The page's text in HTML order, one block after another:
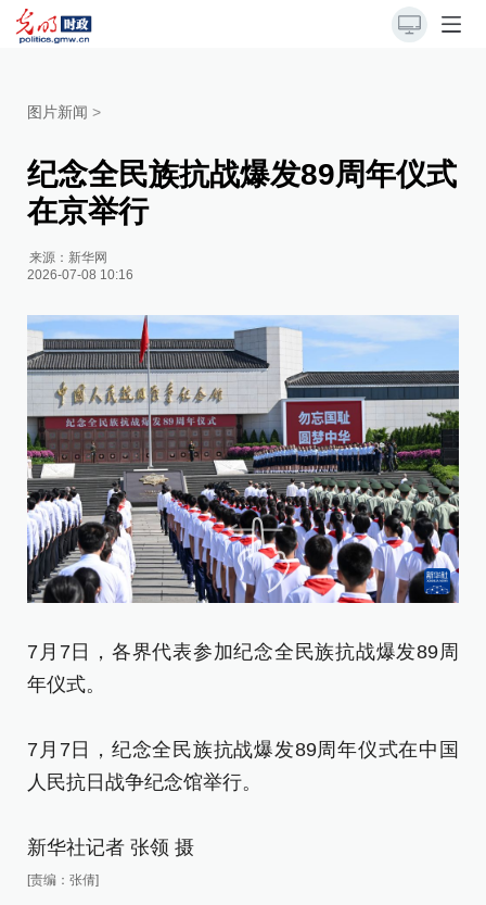
图片新闻 >
纪念全民族抗战爆发89周年仪式
在京举行
来源： 新华网
2026-07-08 10:16
7月7日，各界代表参加纪念全民族抗战爆发89周
年仪式。
7月7日，纪念全民族抗战爆发89周年仪式在中国
人民抗日战争纪念馆举行。
新华社记者 张领 摄
[责编：张倩]